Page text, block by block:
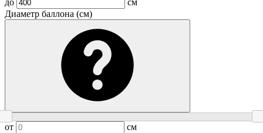
до
см
Диаметр баллона (см)
от
см